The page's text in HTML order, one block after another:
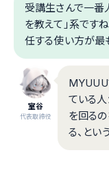
受講生さんで一番
を教えて」系です
任する使い方が最
室谷
代表取締役
MYUUU
ている人
を回る
る、とい